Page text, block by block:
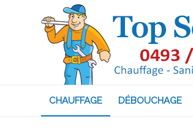
CHAUFFAGE DÉBOUCHAGE